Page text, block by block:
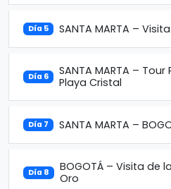
Día 5 SANTA MARTA –
Día 6
SANTA MARTA –
Playa Cristal
Día 7 SANTA MARTA –
Día 8
BOGOTÁ – Visita de
Oro